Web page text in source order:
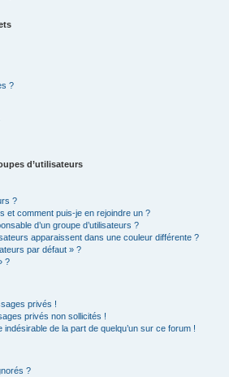
?
d’utilisateurs
?
et comment puis-je en rejoindre un ?
d’un groupe d’utilisateurs ?
apparaissent dans une couleur différente ?
par défaut » ?
?
privés !
privés non sollicités !
de la part de quelqu’un sur ce forum !
?